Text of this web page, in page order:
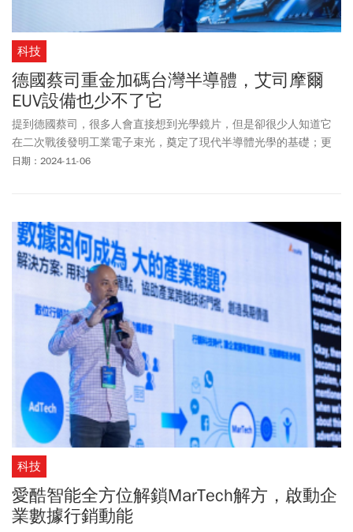
科技
德國蔡司重金加碼台灣半導體，艾司摩爾
EUV設備也少不了它
提到德國蔡司，很多人會直接想到光學鏡片，但是卻很少人知道它
在二次戰後發明工業電子束光，奠定了現代半導體光學的基礎；更
早在1977年就與荷蘭半導體設備龍頭艾司摩爾（ASML）策略合作，
日期：2024-11-06
科技
愛酷智能全方位解鎖MarTech解方，啟動企
業數據行銷動能